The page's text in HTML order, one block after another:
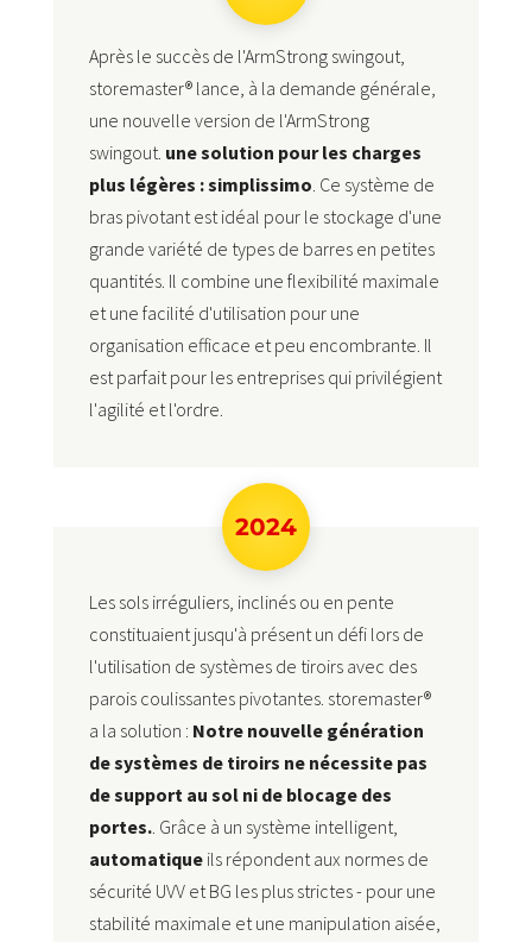
Après le succès de l'ArmStrong swingout,
storemaster® lance, à la demande générale,
une nouvelle version de l'ArmStrong
swingout. une solution pour les charges
plus légères : simplissimo. Ce système de
bras pivotant est idéal pour le stockage d'une
grande variété de types de barres en petites
quantités. Il combine une flexibilité maximale
et une facilité d'utilisation pour une
organisation efficace et peu encombrante. Il
est parfait pour les entreprises qui privilégient
l'agilité et l'ordre.
2024
Les sols irréguliers, inclinés ou en pente
constituaient jusqu'à présent un défi lors de
l'utilisation de systèmes de tiroirs avec des
parois coulissantes pivotantes. storemaster®
a la solution : Notre nouvelle génération
de systèmes de tiroirs ne nécessite pas
de support au sol ni de blocage des
portes.. Grâce à un système intelligent,
automatiqueils répondent aux normes de
sécurité UVV et BG les plus strictes - pour une
stabilité maximale et une manipulation aisée,